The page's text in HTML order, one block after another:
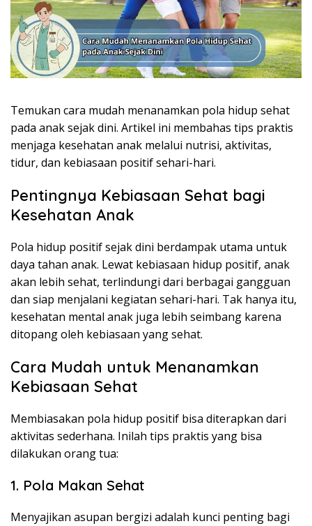
Temukan cara mudah menanamkan pola hidup sehat
pada anak sejak dini. Artikel ini membahas tips praktis
menjaga kesehatan anak melalui nutrisi, aktivitas,
tidur, dan kebiasaan positif sehari-hari.
Pentingnya Kebiasaan Sehat bagi
Kesehatan Anak
Pola hidup positif sejak dini berdampak utama untuk
daya tahan anak. Lewat kebiasaan hidup positif, anak
akan lebih sehat, terlindungi dari berbagai gangguan
dan siap menjalani kegiatan sehari-hari. Tak hanya itu,
kesehatan mental anak juga lebih seimbang karena
ditopang oleh kebiasaan yang sehat.
Cara Mudah untuk Menanamkan
Kebiasaan Sehat
Membiasakan pola hidup positif bisa diterapkan dari
aktivitas sederhana. Inilah tips praktis yang bisa
dilakukan orang tua:
1. Pola Makan Sehat
Menyajikan asupan bergizi adalah kunci penting bagi